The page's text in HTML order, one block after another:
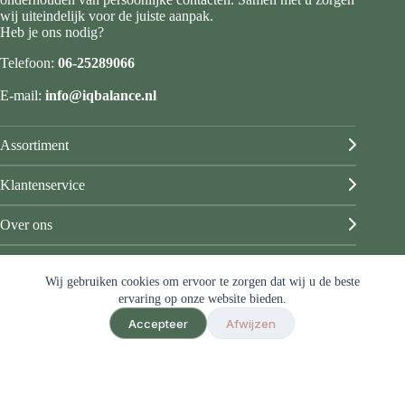
Wij gebruiken cookies om ervoor te zorgen dat wij u de beste
ervaring op onze website bieden.
Accepteer Afwijzen
wij uiteindelijk voor de juiste aanpak.
Heb je ons nodig?
Telefoon: 06-25289066
E-mail: info@iqbalance.nl
Assortiment
Klantenservice
Over ons
© IQ Balance
Algemene voorwaarden
Privacy & disclaimer